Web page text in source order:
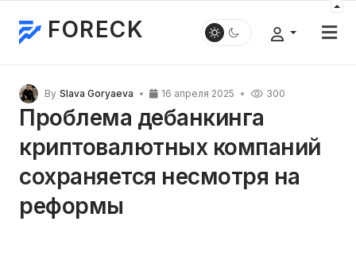
FORECK
By Slava Goryaeva 16 апреля 2025 300
Проблема дебанкинга
криптовалютных компаний
сохраняется несмотря на
реформы